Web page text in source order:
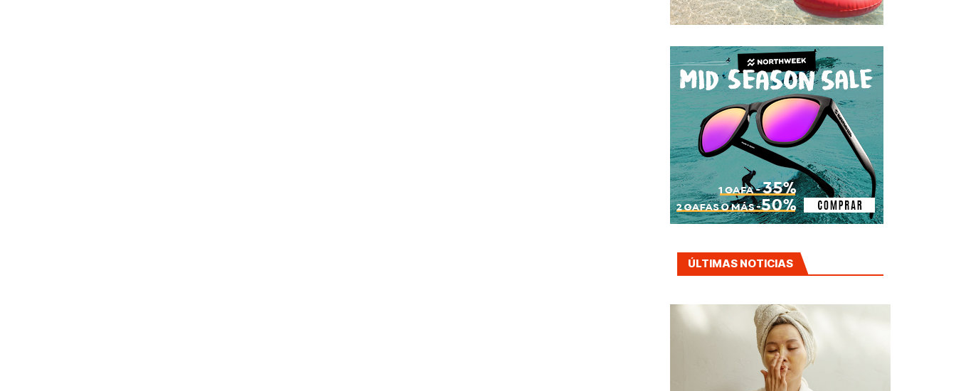
ÚLTIMAS NOTICIAS